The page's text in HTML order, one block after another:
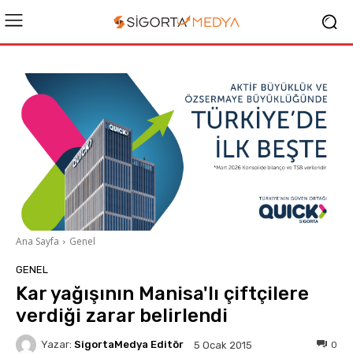
Ana Sayfa Genel
GENEL
Kar yağışının Manisa'lı çiftçilere
verdiği zarar belirlendi
Yazar: SigortaMedya Editör 5 Ocak 2015 0